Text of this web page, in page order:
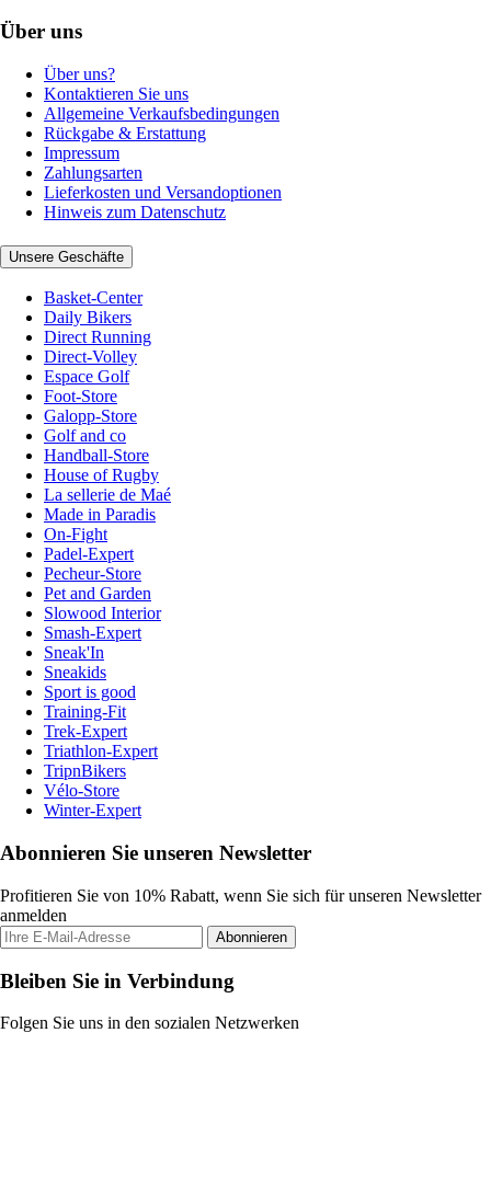
Über uns
Über uns?
Kontaktieren Sie uns
Allgemeine Verkaufsbedingungen
Rückgabe & Erstattung
Impressum
Zahlungsarten
Lieferkosten und Versandoptionen
Hinweis zum Datenschutz
Unsere Geschäfte
Basket-Center
Daily Bikers
Direct Running
Direct-Volley
Espace Golf
Foot-Store
Galopp-Store
Golf and co
Handball-Store
House of Rugby
La sellerie de Maé
Made in Paradis
On-Fight
Padel-Expert
Pecheur-Store
Pet and Garden
Slowood Interior
Smash-Expert
Sneak'In
Sneakids
Sport is good
Training-Fit
Trek-Expert
Triathlon-Expert
TripnBikers
Vélo-Store
Winter-Expert
Abonnieren Sie unseren Newsletter
Profitieren Sie von 10% Rabatt, wenn Sie sich für unseren Newsletter
anmelden
Abonnieren
Bleiben Sie in Verbindung
Folgen Sie uns in den sozialen Netzwerken